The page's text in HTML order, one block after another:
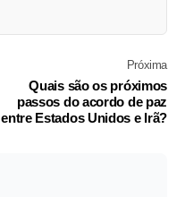
Próxima
Quais são os próximos
passos do acordo de paz
entre Estados Unidos e Irã?